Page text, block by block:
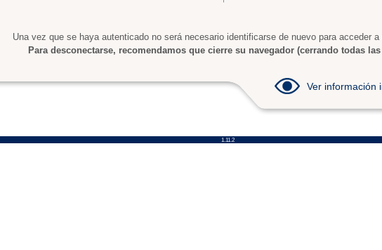
Una vez que se haya autenticado no será necesario identificarse de nuevo para acceder
Para desconectarse, recomendamos que cierre su navegador (cerrando todas las
Ver información
1.11.2